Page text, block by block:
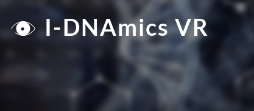
I-DNAmics VR